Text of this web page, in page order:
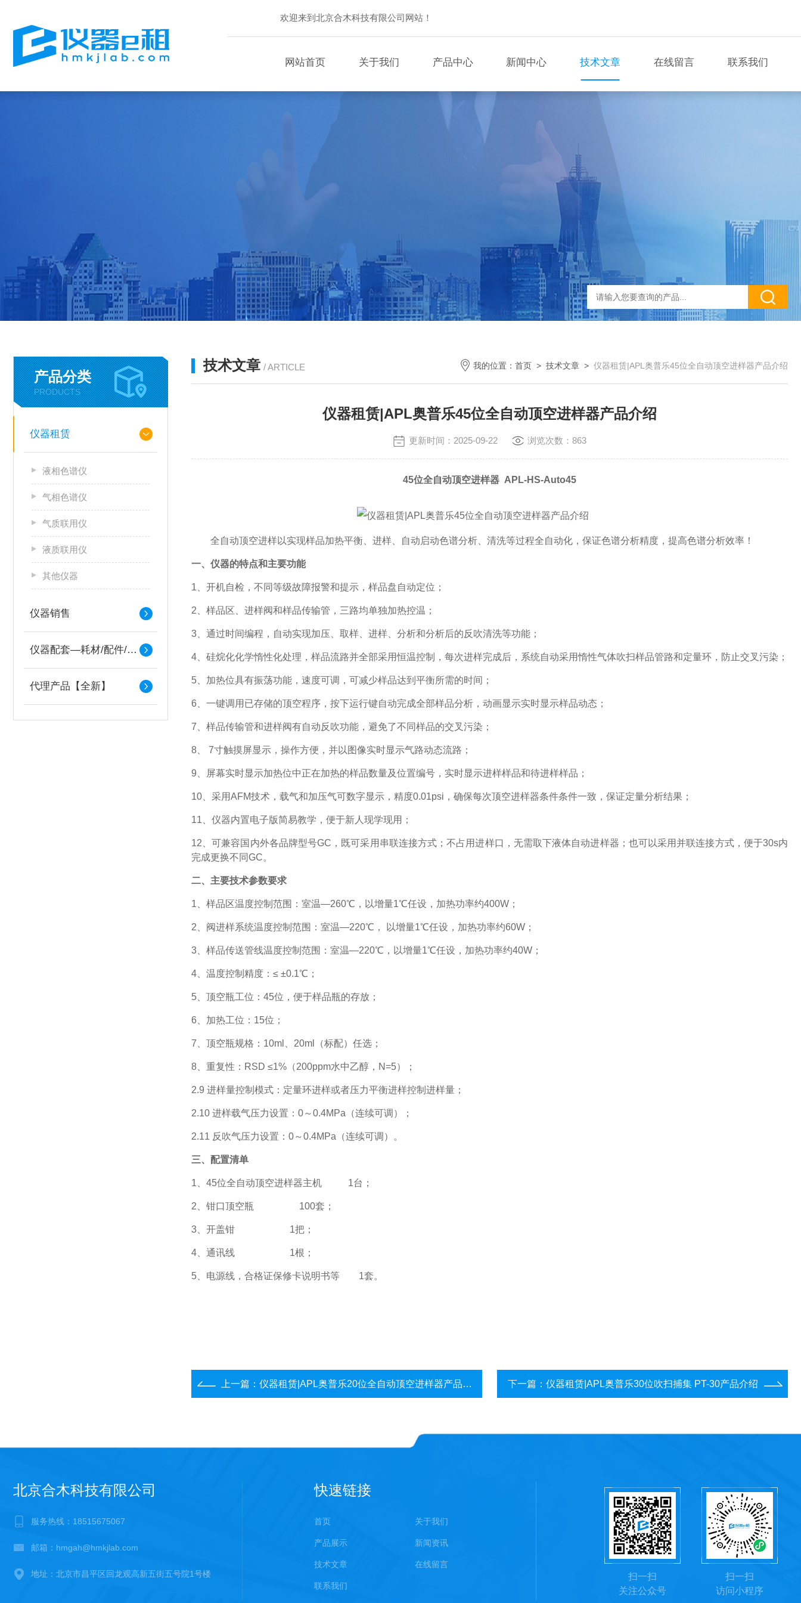
欢迎来到北京合木科技有限公司网站！
网站首页 关于我们 产品中心 新闻中心 技术文章 在线留言 联系我们
产品分类
PRODUCTS
仪器租赁
液相色谱仪
气相色谱仪
气质联用仪
液质联用仪
其他仪器
仪器销售
仪器配套—耗材/配件/备件
代理产品【全新】
技术文章 / ARTICLE 我的位置： 首页 > 技术文章 > 仪器租赁|APL奥普乐45位全自动顶空进样器产品介绍
仪器租赁|APL奥普乐45位全自动顶空进样器产品介绍
更新时间：2025-09-22 浏览次数：863
45位全自动顶空进样器 APL-HS-Auto45
全自动顶空进样以实现样品加热平衡、进样、自动启动色谱分析、清洗等过程全自动化，保证色谱分析精度，提高色谱分析效率 ！
一、 仪器的特点和主要功能
1、 开机自检， 不同等级故障报警和提示，样品盘自动定位 ；
2、 样品区、进样阀和样品传输管，三路均单独加热控温 ；
3、 通过时间编程，自动实现加压、取样、进样、分析和分析后的反吹清洗等功能 ；
4、硅烷化化学惰性化处理，样品流路并全部采用恒温控制 ，每次进样完成后，系统自动采用惰性气体吹扫样品管路和定量环 ，防止交叉污染 ；
5、 加热位具有振荡功能， 速度可调， 可减少样品达到平衡所需的时间；
6、 一键调用已存储的顶空程序，按下运行键自动完成全部样品分析 ， 动画显示实时显示样品动态；
7、 样品传输管和进样阀有自动反吹功能，避免了不同样品的交叉污染 ；
8、 7寸触摸屏显示，操作方便 ， 并以图像实时显示气路动态流路 ；
9、屏幕实时显示加热位中正在加热的样品数量及位置编号，实时显示进样样品和待进样样品 ；
10、采用AFM技术，载气和加压气可数字显示，精度0.01psi，确保每次顶空进样器条件条件一致，保证定量分析结果；
11、 仪器内置电子版简易教学，便于新人现学现用 ；
12、可兼容国内外各品牌型号GC，既可采用串联连接方式 ；不占用进样口，无需取下液体自动进样器；也可以采用并联连接方式，便于30s内
完成更换不同GC。
二、 主要技术参数要求
1、 样品区温度控制范围：室温—260℃ ， 以增量1℃任设 ， 加热功率约400W ；
2、 阀进样系统温度控制范围：室温—220℃ ， 以增量1℃任设 ， 加热功率约60W ；
3、 样品传送管线温度控制范围 ： 室温—220℃ ， 以增量1℃任设 ， 加热功率约40W ；
4、 温度控制精度： ≤ ±0.1℃ ；
5、 顶空瓶工位： 45位 ，便于样品瓶的存放 ；
6、 加热工位： 15位 ；
7、 顶空瓶规格： 10ml、20ml（标配）任选 ；
8、重复性： RSD ≤1%（200ppm水中乙醇，N=5）；
2.9 进样量控制模式： 定量环进样或者压力平衡进样控制进样量；
2.10 进样载气压力设置 ： 0～0.4M Pa（连续可调） ；
2.11 反吹气压力设置 ： 0～0.4M Pa（连续可调） 。
三、配置清单
1、45位全自动顶空进样器主机 1台 ；
2、 钳口顶空瓶 100套 ；
3、 开盖钳 1把 ；
4、 通讯线 1根 ；
5、 电源线，合格证保修卡说明书等 1套。
上一篇： 仪器租赁|APL奥普乐20位全自动顶空进样器产品介绍 下一篇： 仪器租赁|APL奥普乐30位吹扫捕集 PT-30产品介绍
北京合木科技有限公司
服务热线：18515675067
邮箱：hmgah@hmkjlab.com
地址：北京市昌平区回龙观高新五街五号院1号楼
快速链接
首页 关于我们
产品展示 新闻资讯
技术文章 在线留言
联系我们
扫一扫
关注公众号
扫一扫
访问小程序